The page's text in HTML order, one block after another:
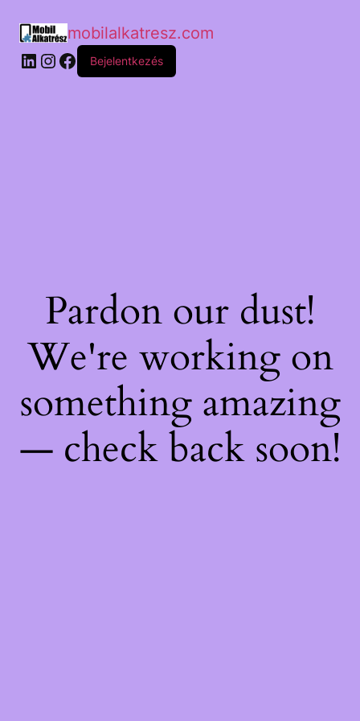
mobilalkatresz.com
Bejelentkezés
Pardon our dust!
We're working on
something amazing
— check back soon!